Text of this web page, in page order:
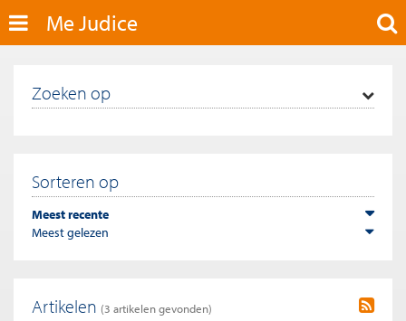
Me Judice
Zoeken op
Sorteren op
Meest recente
Meest gelezen
Artikelen (3 artikelen gevonden)